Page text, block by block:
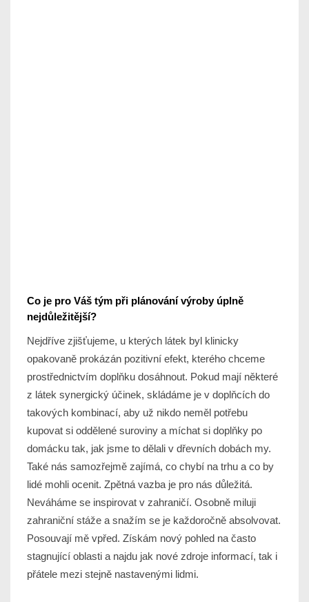
Co je pro Váš tým při plánování výroby úplně
nejdůležitější?
Nejdříve zjišťujeme, u kterých látek byl klinicky
opakovaně prokázán pozitivní efekt, kterého chceme
prostřednictvím doplňku dosáhnout. Pokud mají některé
z látek synergický účinek, skládáme je v doplňcích do
takových kombinací, aby už nikdo neměl potřebu
kupovat si oddělené suroviny a míchat si doplňky po
domácku tak, jak jsme to dělali v dřevních dobách my.
Také nás samozřejmě zajímá, co chybí na trhu a co by
lidé mohli ocenit. Zpětná vazba je pro nás důležitá.
Neváháme se inspirovat v zahraničí. Osobně miluji
zahraniční stáže a snažím se je každoročně absolvovat.
Posouvají mě vpřed. Získám nový pohled na často
stagnující oblasti a najdu jak nové zdroje informací, tak i
přátele mezi stejně nastavenými lidmi.